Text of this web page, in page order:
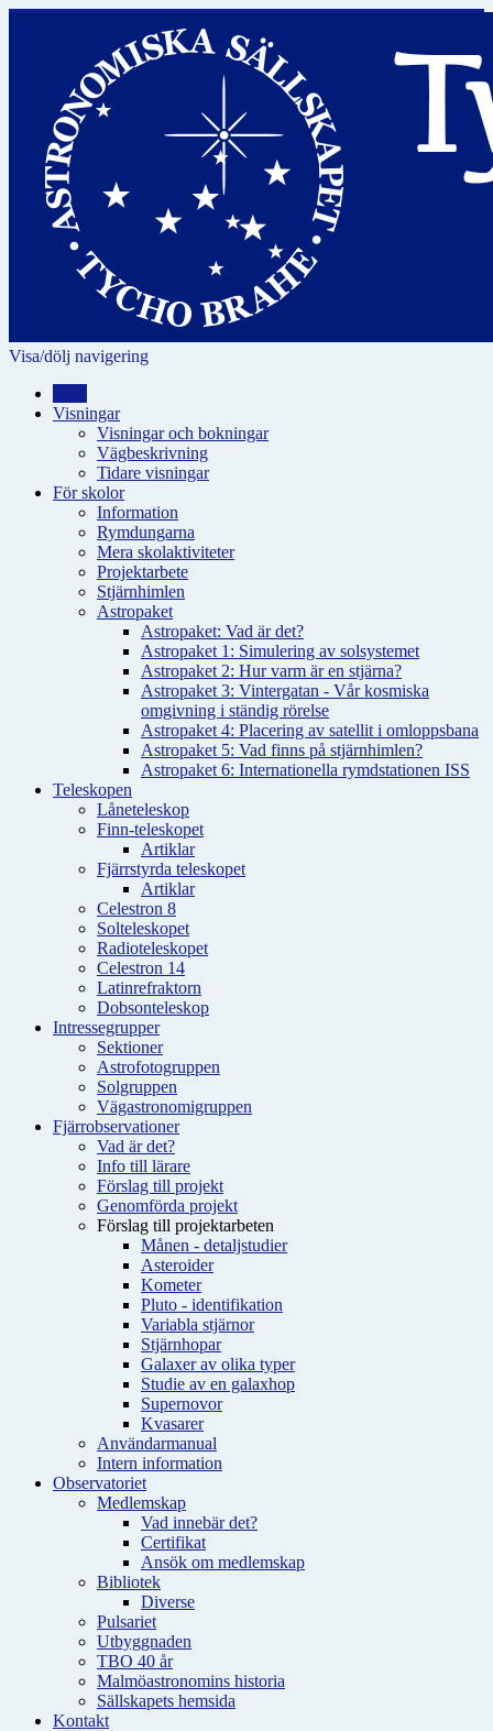
Visa/dölj navigering
Visningar
Visningar och bokningar
Vägbeskrivning
Tidare visningar
För skolor
Information
Rymdungarna
Mera skolaktiviteter
Projektarbete
Stjärnhimlen
Astropaket
Astropaket: Vad är det?
Astropaket 1: Simulering av solsystemet
Astropaket 2: Hur varm är en stjärna?
Astropaket 3: Vintergatan - Vår kosmiska
omgivning i ständig rörelse
Astropaket 4: Placering av satellit i omloppsbana
Astropaket 5: Vad finns på stjärnhimlen?
Astropaket 6: Internationella rymdstationen ISS
Teleskopen
Låneteleskop
Finn-teleskopet
Artiklar
Fjärrstyrda teleskopet
Artiklar
Celestron 8
Solteleskopet
Radioteleskopet
Celestron 14
Latinrefraktorn
Dobsonteleskop
Intressegrupper
Sektioner
Astrofotogruppen
Solgruppen
Vägastronomigruppen
Fjärrobservationer
Vad är det?
Info till lärare
Förslag till projekt
Genomförda projekt
Förslag till projektarbeten
Månen - detaljstudier
Asteroider
Kometer
Pluto - identifikation
Variabla stjärnor
Stjärnhopar
Galaxer av olika typer
Studie av en galaxhop
Supernovor
Kvasarer
Användarmanual
Intern information
Observatoriet
Medlemskap
Vad innebär det?
Certifikat
Ansök om medlemskap
Bibliotek
Diverse
Pulsariet
Utbyggnaden
TBO 40 år
Malmöastronomins historia
Sällskapets hemsida
Kontakt